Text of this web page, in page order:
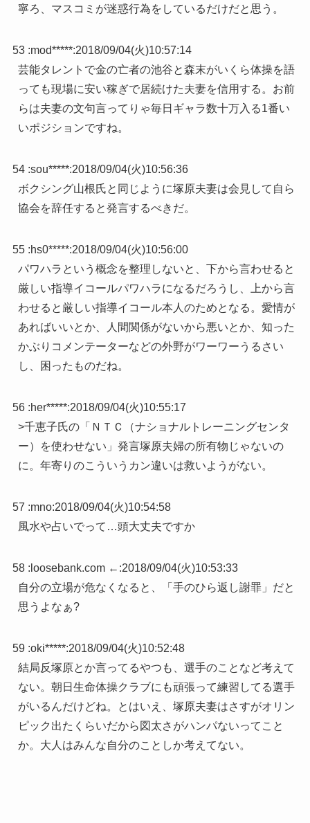
寧ろ、マスコミが迷惑行為をしているだけだと思う。
53 :mod*****:2018/09/04(火)10:57:14
芸能タレントで金の亡者の池谷と森末がいくら体操を語
っても現場に安い稼ぎで居続けた夫妻を信用する。お前
らは夫妻の文句言ってりゃ毎日ギャラ数十万入る1番い
いポジションですね。
54 :sou*****:2018/09/04(火)10:56:36
ボクシング山根氏と同じように塚原夫妻は会見して自ら
協会を辞任すると発言するべきだ。
55 :hs0*****:2018/09/04(火)10:56:00
パワハラという概念を整理しないと、下から言わせると
厳しい指導イコールパワハラになるだろうし、上から言
わせると厳しい指導イコール本人のためとなる。愛情が
あればいいとか、人間関係がないから悪いとか、知った
かぶりコメンテーターなどの外野がワーワーうるさい
し、困ったものだね。
56 :her*****:2018/09/04(火)10:55:17
>千恵子氏の「ＮＴＣ（ナショナルトレーニングセンタ
ー）を使わせない」発言塚原夫婦の所有物じゃないの
に。年寄りのこういうカン違いは救いようがない。
57 :mno:2018/09/04(火)10:54:58
風水や占いでって…頭大丈夫ですか
58 : loosebank.com ← :2018/09/04(火)10:53:33
自分の立場が危なくなると、「手のひら返し謝罪」だと
思うよなぁ?
59 :oki*****:2018/09/04(火)10:52:48
結局反塚原とか言ってるやつも、選手のことなど考えて
ない。朝日生命体操クラブにも頑張って練習してる選手
がいるんだけどね。とはいえ、塚原夫妻はさすがオリン
ピック出たくらいだから図太さがハンパないってこと
か。大人はみんな自分のことしか考えてない。